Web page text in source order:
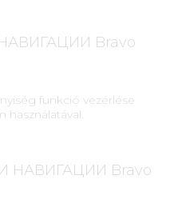
funkció vezérlése
használatával.